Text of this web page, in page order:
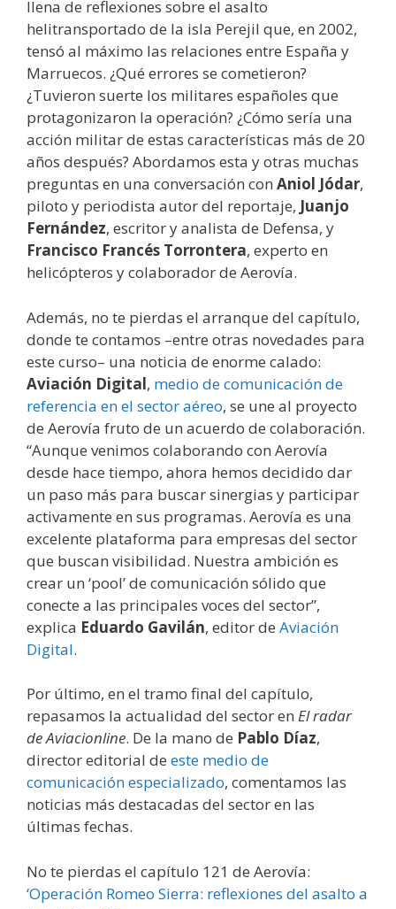
llena de reflexiones sobre el asalto
helitransportado de la isla Perejil que, en 2002,
tensó al máximo las relaciones entre España y
Marruecos. ¿Qué errores se cometieron?
¿Tuvieron suerte los militares españoles que
protagonizaron la operación? ¿Cómo sería una
acción militar de estas características más de 20
años después? Abordamos esta y otras muchas
preguntas en una conversación con Aniol Jódar,
piloto y periodista autor del reportaje, Juanjo
Fernández, escritor y analista de Defensa, y
Francisco Francés Torrontera, experto en
helicópteros y colaborador de Aerovía.
Además, no te pierdas el arranque del capítulo,
donde te contamos –entre otras novedades para
este curso– una noticia de enorme calado:
Aviación Digital, medio de comunicación de
referencia en el sector aéreo, se une al proyecto
de Aerovía fruto de un acuerdo de colaboración.
“Aunque venimos colaborando con Aerovía
desde hace tiempo, ahora hemos decidido dar
un paso más para buscar sinergias y participar
activamente en sus programas. Aerovía es una
excelente plataforma para empresas del sector
que buscan visibilidad. Nuestra ambición es
crear un ‘pool’ de comunicación sólido que
conecte a las principales voces del sector”,
explica Eduardo Gavilán, editor de Aviación
Digital.
Por último, en el tramo final del capítulo,
repasamos la actualidad del sector en El radar
de Aviacionline. De la mano de Pablo Díaz,
director editorial de este medio de
comunicación especializado, comentamos las
noticias más destacadas del sector en las
últimas fechas.
No te pierdas el capítulo 121 de Aerovía:
‘Operación Romeo Sierra: reflexiones del asalto a